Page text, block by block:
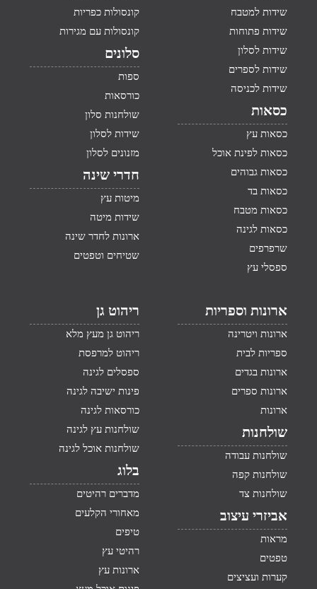
שידות למטבח
שידות פתוחות
שידות לסלון
שידות לספרים
שידות לכניסה
כסאות
כסאות עץ
כסאות לפינת אוכל
כסאות גבוהים
כסאות בד
כסאות מטבח
כסאות לגינה
שרפרפים
ספסלי עץ
קונסולות כפריות
קונסולות עם מגירות
סלונים
ספות
כורסאות
שולחנות סלון
שידות לסלון
מזנונים לסלון
חדרי שינה
מיטות עץ
שידות מיטה
ארונות לחדר שינה
שטיחים וטפטים
ארונות וספריות
ארונות ויטרינה
ספריות לבית
ארונות בגדים
ארונות ספרים
ארונות
שולחנות
שולחנות עבודה
שולחנות קפה
שולחנות צד
אביזרי עיצוב
מראות
טפטים
קערות ועציצים
ריהוט גן
ריהוט גן מעץ מלא
ריהוט למרפסת
ספסלים לגינה
פינות ישיבה לגינה
כורסאות לגינה
שולחנות עץ לגינה
שולחנות אוכל לגינה
בלוג
מדברים רהיטים
מאחורי הקלעים
טיפים
רהיטי עץ
ארונות עץ